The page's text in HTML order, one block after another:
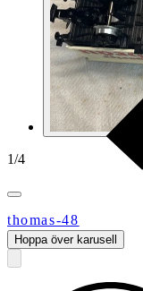
1/4
thomas-48
Hoppa över karusell